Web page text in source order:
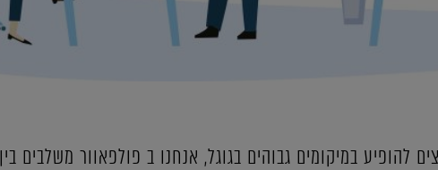
להופיע במיקומים גבוהים בגוגל, אנחנו ב פולפאוור משלבים